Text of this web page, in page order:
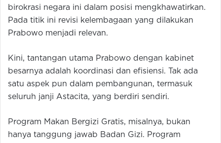
birokrasi negara ini dalam posisi mengkhawatirkan.
Pada titik ini revisi kelembagaan yang dilakukan
Prabowo menjadi relevan.
Kini, tantangan utama Prabowo dengan kabinet
besarnya adalah koordinasi dan efisiensi. Tak ada
satu aspek pun dalam pembangunan, termasuk
seluruh janji Astacita, yang berdiri sendiri.
Program Makan Bergizi Gratis, misalnya, bukan
hanya tanggung jawab Badan Gizi. Program